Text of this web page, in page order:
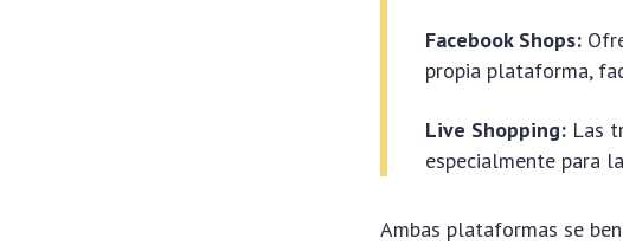
Facebook Shops:
propia plataforma,
Live Shopping: Las
especialmente para
Ambas plataformas se